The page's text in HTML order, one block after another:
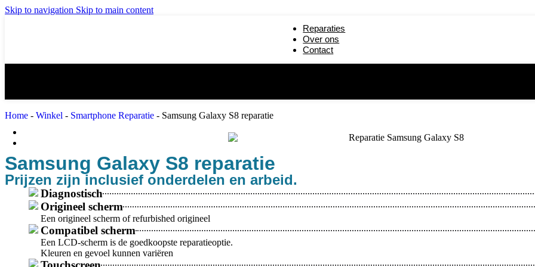
Skip to navigation Skip to main content
Reparaties
Over ons
Contact
iPad mini 3 reparatie
iPad Air 3 (2019) reparatie
Home - Winkel - Smartphone Reparatie - Samsung Galaxy S8 reparatie
Samsung Galaxy S8 reparatie
Prijzen zijn inclusief onderdelen en arbeid.
Diagnostisch
Origineel scherm
Een origineel scherm of refurbished origineel
Compatibel scherm
Een LCD-scherm is de goedkoopste reparatieoptie.
Kleuren en gevoel kunnen variëren